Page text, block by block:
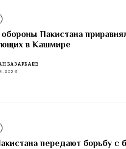
Пакистана
в Кашмире
БАЗАРБАЕВ
передают борьбу с